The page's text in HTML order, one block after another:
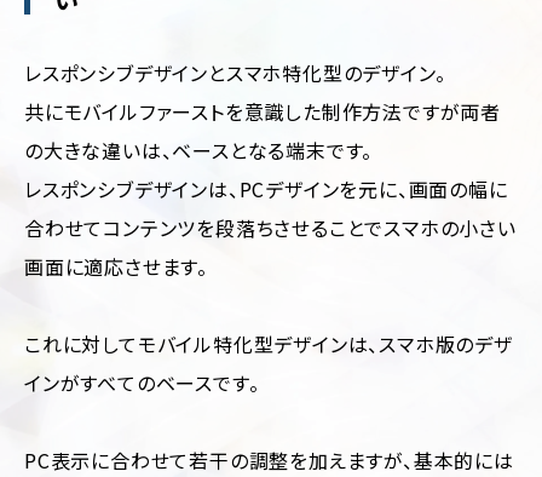
レスポンシブデザインとスマホ特化型のデザイン。
共にモバイルファーストを意識した制作方法ですが両者
の大きな違いは、ベースとなる端末です。
レスポンシブデザインは、PCデザインを元に、画面の幅に
合わせてコンテンツを段落ちさせることでスマホの小さい
画面に適応させます。
これに対してモバイル特化型デザインは、スマホ版のデザ
インがすべてのベースです。
PC表示に合わせて若干の調整を加えますが、基本的には